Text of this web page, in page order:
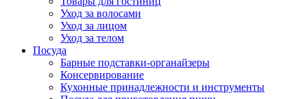
Уход за волосами
Уход за лицом
Уход за телом
Посуда
Барные подставки-органайзеры
Консервирование
Кухонные принадлежности и инструменты